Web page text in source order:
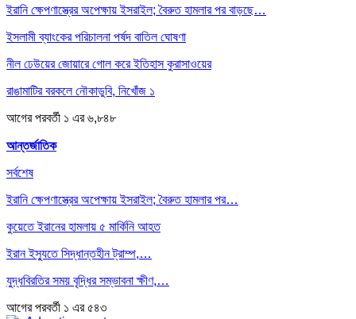
ইরানি ক্ষেপণাস্ত্রের অপেক্ষায় ইসরাইল; বৈরুত হামলার পর বাড়ছে…
ইসলামী ব্যাংকের পরিচালনা পর্ষদ বাতিল ঘোষণা
নীল ঢেউয়ের জোয়ারে গোল করে ইতিহাস কুরাসাওয়ের
রাঙামাটির বরকলে নৌকাডুবি, নিখোঁজ ১
আগেরপরবর্তী ১ এর ৬,৮৪৮
আন্তর্জাতিক
সর্বশেষ
ইরানি ক্ষেপণাস্ত্রের অপেক্ষায় ইসরাইল; বৈরুত হামলার পর…
কুয়েতে ইরানের হামলায় ৫ মার্কিনি আহত
ইরান ইস্যুতে সিদ্ধান্তহীন ট্রাম্প,…
যুদ্ধবিরতির সময় বৃদ্ধির সম্ভাবনা ক্ষীণ,…
আগেরপরবর্তী ১ এর ৫৪৩